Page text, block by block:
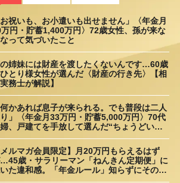
お祝いも、お小遣いも出せません」〈年金月
円・貯蓄1,400万円〉72歳女性、孫が来な
って気づいたこと
姉妹には財産を渡したくないんです…60歳
とり様女性が選んだ〈財産の行き先〉【相
務士が解説】
何かあれば息子が来られる。でも普段は二人
」〈年金月33万円・貯蓄5,000万円〉70代
、戸建てを手放して選んだ“ちょうどいい
メルマガ会員限定】月20万円もらえるはず
歳・サラリーマン「ねんきん定期便」に
た違和感。「年金ルール」知らずにそのま